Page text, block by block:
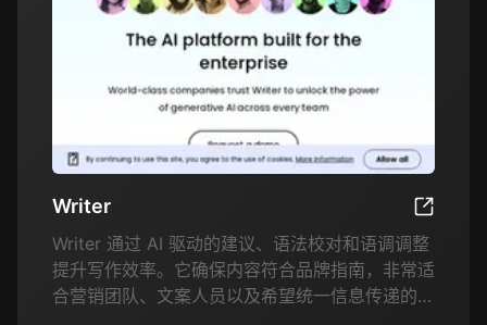
Writer
Writer
Writer 通过 AI 驱动的建议、语法校对和语调调整
提升写作效率。它确保内容符合品牌指南，非常适
合营销团队、文案人员以及希望统一信息传递的企